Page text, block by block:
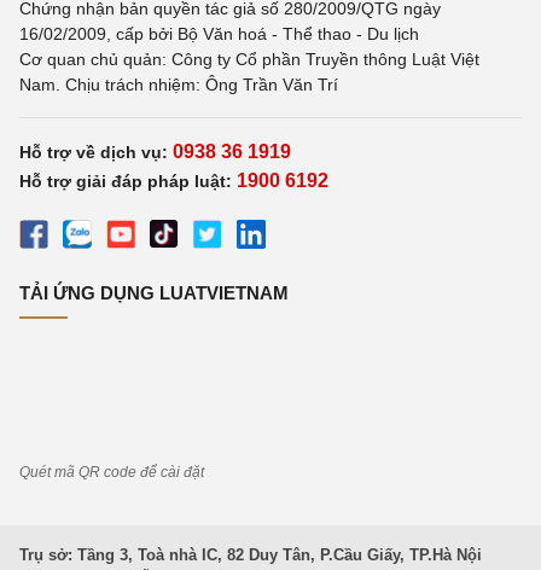
Chứng nhận bản quyền tác giả số 280/2009/QTG ngày
16/02/2009, cấp bởi Bộ Văn hoá - Thể thao - Du lịch
Cơ quan chủ quản: Công ty Cổ phần Truyền thông Luật Việt
Nam. Chịu trách nhiệm: Ông Trần Văn Trí
Hỗ trợ về dịch vụ: 0938 36 1919
Hỗ trợ giải đáp pháp luật: 1900 6192
TẢI ỨNG DỤNG LUATVIETNAM
Quét mã QR code để cài đặt
Trụ sở: Tầng 3, Toà nhà IC, 82 Duy Tân, P.Cầu Giấy, TP.Hà Nội